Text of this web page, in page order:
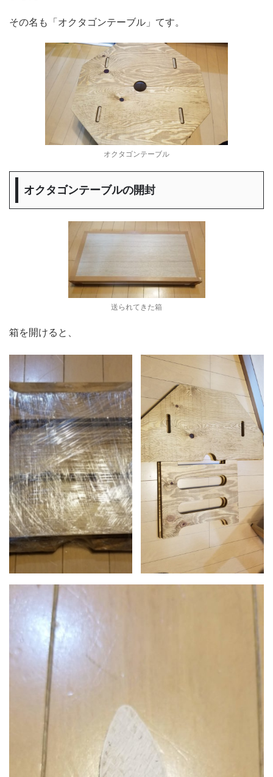
その名も「オクタゴンテーブル」てす。
オクタゴンテーブル
オクタゴンテーブルの開封
送られてきた箱
箱を開けると、